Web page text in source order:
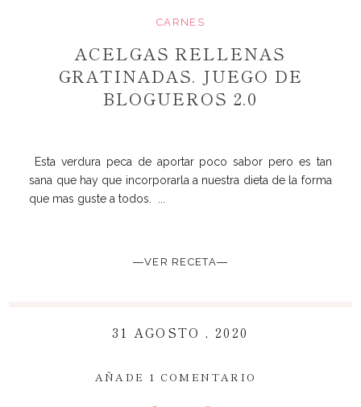
CARNES
ACELGAS RELLENAS
GRATINADAS. JUEGO DE
BLOGUEROS 2.0
Esta verdura peca de aportar poco sabor pero es tan
sana que hay que incorporarla a nuestra dieta de la forma
que mas guste a todos. ...
―VER RECETA―
31 AGOSTO , 2020
AÑADE 1 COMENTARIO